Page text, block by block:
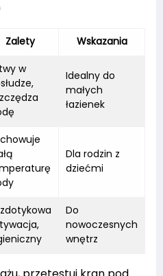
Zalety Wskazania
w
Idealny do
małych
łazienek
Dla rodzin z
dziećmi
Do
nowoczesnych
wnętrz